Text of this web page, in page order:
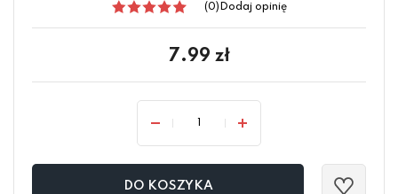
(0) Dodaj opinię
7.99 zł
DO KOSZYKA